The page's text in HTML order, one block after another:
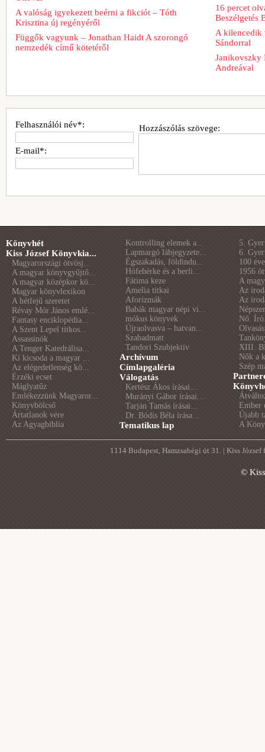
A valóság igyekezett beérni a fikciót – Tóth
Krisztina új regényéről
Függők vagyunk – Jonathan Haidt A szorongó
nemzedék című kötetéről
16 percet
Beszélgetés
A kilencedik
Sándorral
Janikovszky
Andreával
Hozzászólás szövege:
Felhasználói név*:
E-mail*:
Könyvhét
Kiss József Könyvkia...
Magyarországi ötvösj...
A magyar könyvgyűjtő...
A magyar középkor kö...
Magyar könyvlexikon
A hétfejű szeretet
Révay Mór János emlé...
Fantasy enciklopédia...
A Szent Lepel titkos...
Assassinók
A Tenger Katedrálisa...
Ki kicsoda a magyar ...
Az elégedetlenség kö...
Érzéki ecset
Máglyatűz
Emlékezzünk Magyaror...
Könyvbölcső
Ártatlanok vére
Az Agyagbiblia
Kontrolling elemek a...
Lapmargó lábjegyzete...
Égszakadás, földindu...
Hófehérke és a berli...
Fátima keze
Amelia titkai
Aforizmák
Babák magyar népi vi...
mókus könyvek
Újraolvasva – hatvan...
Szabadmatt
Tandori Szubjektív
Archívum
Címlapgaléria
Válogatás
Kertész Ákos írásai...
Murányi Gábor írásai...
Tarján Tamás írásai...
Dr. Bódis Béla írása...
Tematikus lap
5.
6.
100
1956
A
Az
Az
Nő.
XIII.
Nők a
Szép
Ember
Újabb
A
1114 Budapest, Hamzsabégi út 31. | Kiss
©